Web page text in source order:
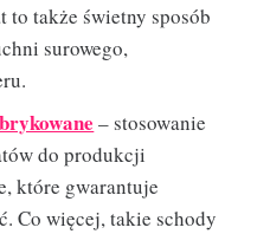
to także świetny sposób
surowego,
– stosowanie
do produkcji
które gwarantuje
Co więcej, takie schody